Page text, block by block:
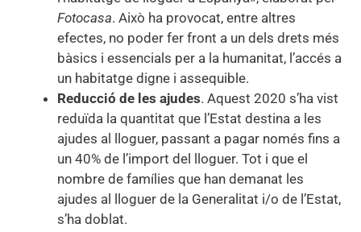
Fotocasa. Això ha provocat, entre altres
efectes, no poder fer front a un dels drets més
bàsics i essencials per a la humanitat, l’accés a
un habitatge digne i assequible.
Reducció de les ajudes. Aquest 2020 s’ha vist
reduïda la quantitat que l’Estat destina a les
ajudes al lloguer, passant a pagar només fins a
un 40% de l’import del lloguer. Tot i que el
nombre de famílies que han demanat les
ajudes al lloguer de la Generalitat i/o de l’Estat,
s’ha doblat.